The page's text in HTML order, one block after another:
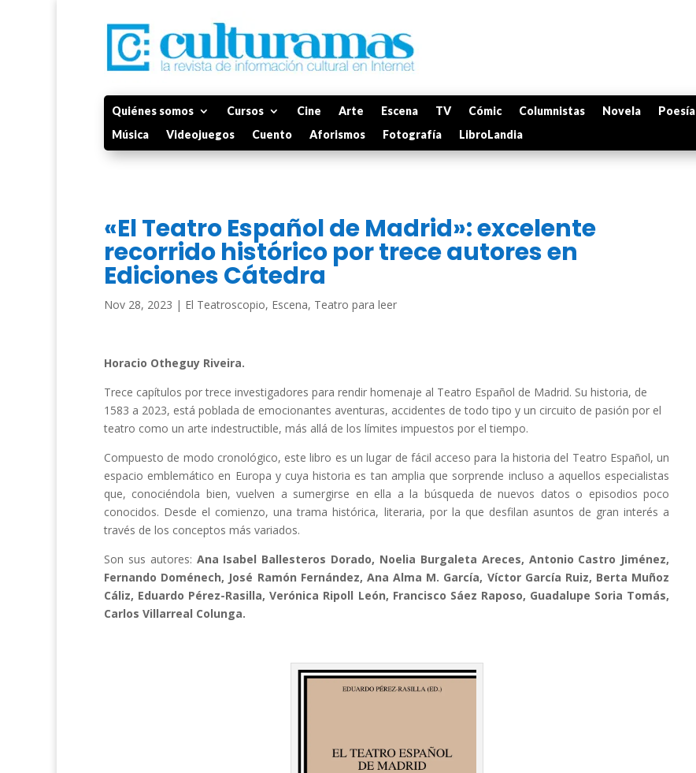
Quiénes somos Cursos Cine Arte Escena TV Cómic Columnistas Novela Poesía
Música
Videojuegos Cuento Aforismos Fotografía LibroLandia
«El Teatro Español de Madrid»: excelente
recorrido histórico por trece autores en
Ediciones Cátedra
Nov 28, 2023 | El Teatroscopio, Escena, Teatro para leer
Horacio Otheguy Riveira.
Trece capítulos por trece investigadores para rendir homenaje al Teatro Español de Madrid. Su historia, de
1583 a 2023, está poblada de emocionantes aventuras, accidentes de todo tipo y un circuito de pasión por el
teatro como un arte indestructible, más allá de los límites impuestos por el tiempo.
Compuesto de modo cronológico, este libro es un lugar de fácil acceso para la historia del Teatro Español, un
espacio emblemático en Europa y cuya historia es tan amplia que sorprende incluso a aquellos especialistas
que, conociéndola bien, vuelven a sumergirse en ella a la búsqueda de nuevos datos o epi­sodios poco
conocidos. Desde el comienzo, una trama histórica, literaria, por la que desfilan asuntos de gran interés a
través de los conceptos más variados.
Son sus autores: Ana Isabel Ballesteros Dorado, Noelia Burgaleta Areces, Antonio Castro Jiménez,
Fernando Doménech, José Ramón Fernández, Ana Alma M. García, Víctor García Ruiz, Berta Muñoz
Cáliz, Eduardo Pérez-Rasilla, Verónica Ripoll León, Francisco Sáez Raposo, Guadalupe Soria Tomás,
Carlos Villarreal Colunga.